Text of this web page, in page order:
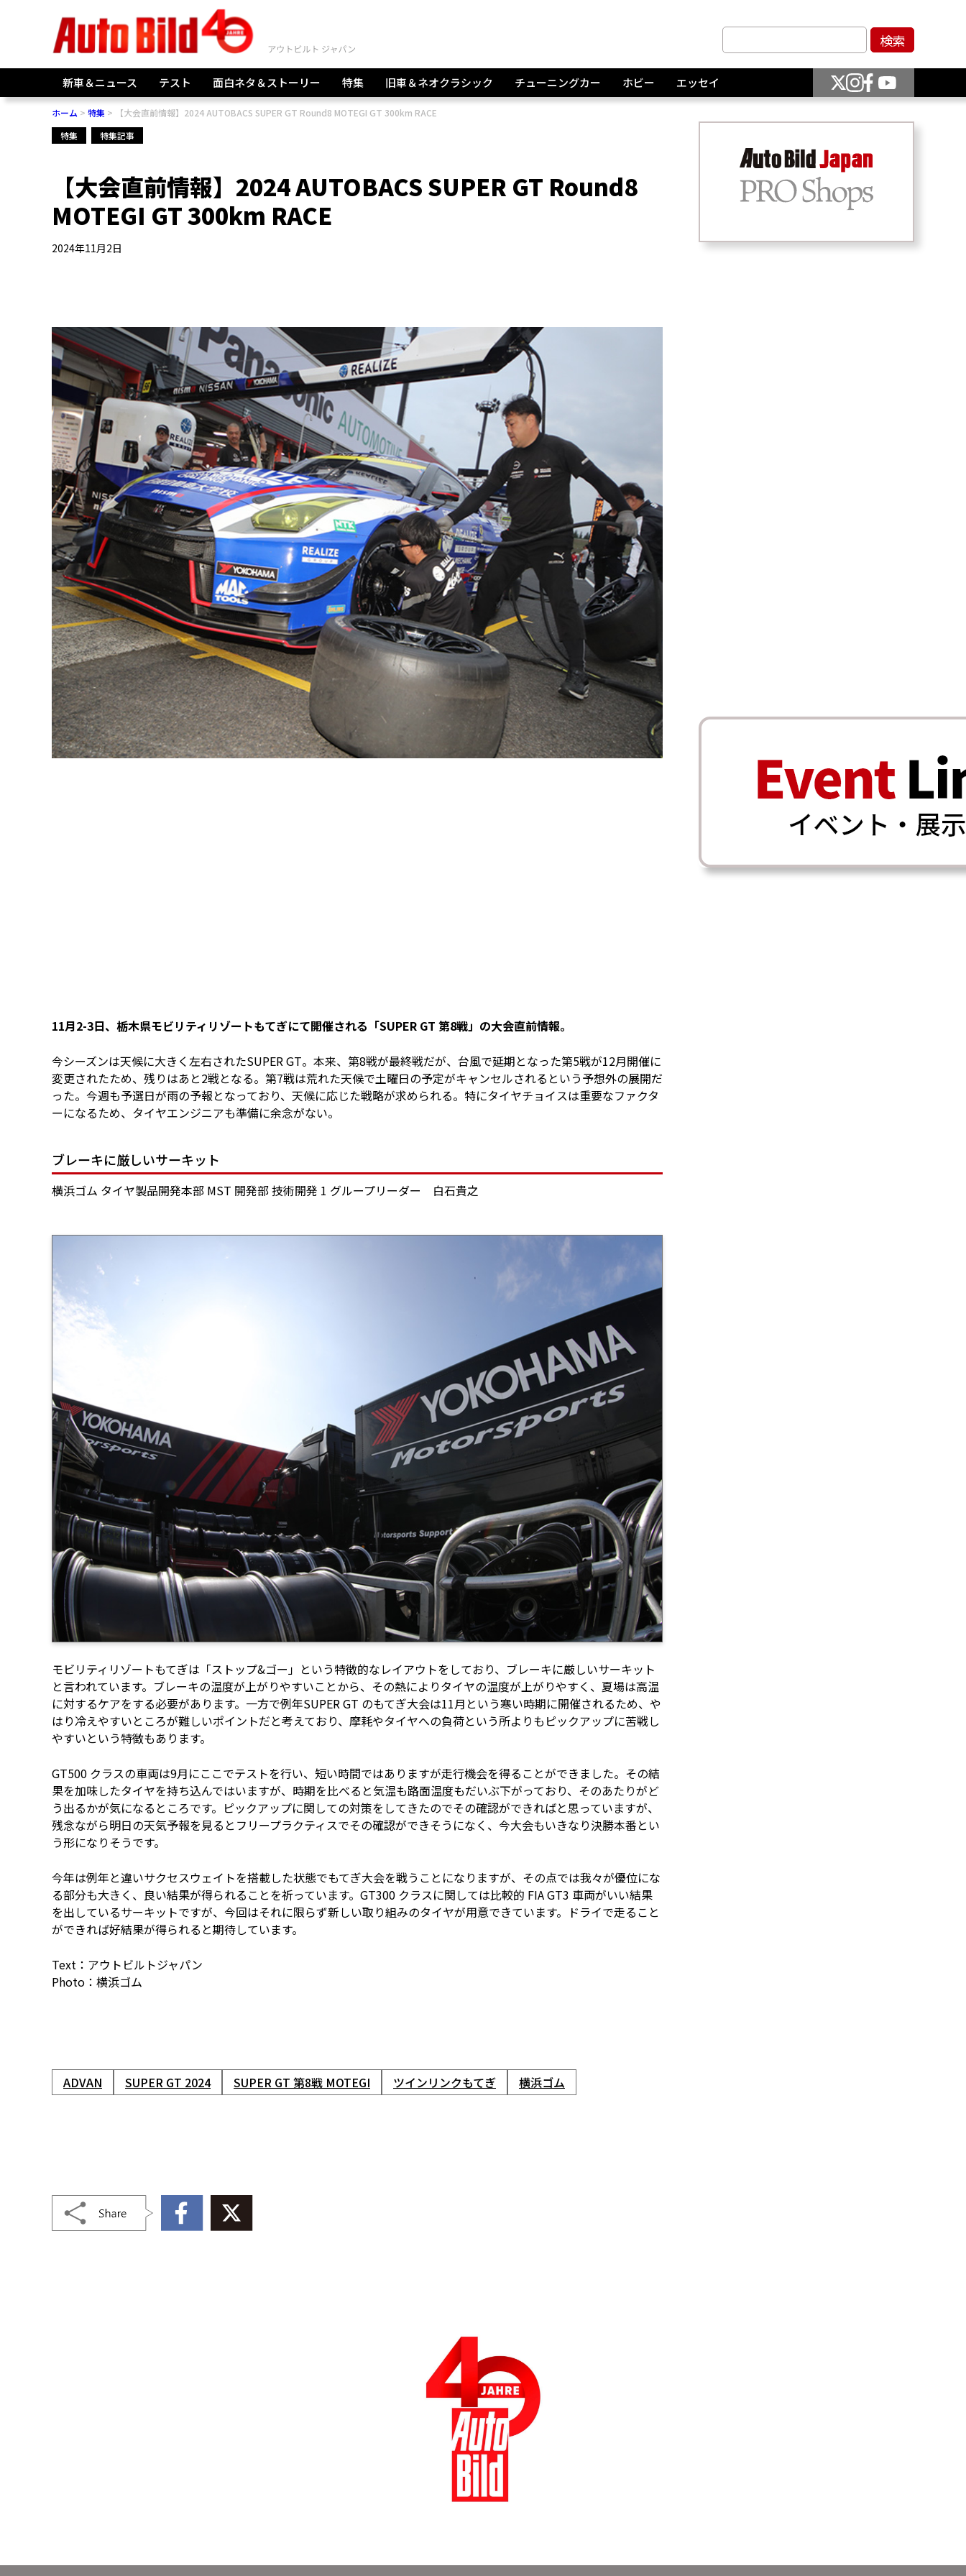
新車＆ニュース テスト 面白ネタ＆ストーリー 特集 旧車＆ネオクラシック チューニングカー ホビー エッセイ
ホーム 特集
【大会直前情報】2024 AUTOBACS SUPER GT Round8 MOTEGI GT 300km RACE
特集
特集記事
【大会直前情報】2024 AUTOBACS SUPER GT Round8
MOTEGI GT 300km RACE
2024年11月2日
11月2-3日、栃木県モビリティリゾートもてぎにて開催される「SUPER GT 第8戦」の大会直前情報。
今シーズンは天候に大きく左右されたSUPER GT。本来、第8戦が最終戦だが、台風で延期となった第5戦が12月開催に
変更されたため、残りはあと2戦となる。第7戦は荒れた天候で土曜日の予定がキャンセルされるという予想外の展開だ
った。今週も予選日が雨の予報となっており、天候に応じた戦略が求められる。特にタイヤチョイスは重要なファクタ
ーになるため、タイヤエンジニアも準備に余念がない。
ブレーキに厳しいサーキット
横浜ゴム タイヤ製品開発本部 MST 開発部 技術開発 1 グループリーダー 白石貴之
モビリティリゾートもてぎは「ストップ&ゴー」という特徴的なレイアウトをしており、ブレーキに厳しいサーキット
と言われています。ブレーキの温度が上がりやすいことから、その熱によりタイヤの温度が上がりやすく、夏場は高温
に対するケアをする必要があります。一方で例年SUPER GT のもてぎ大会は11月という寒い時期に開催されるため、や
はり冷えやすいところが難しいポイントだと考えており、摩耗やタイヤへの負荷という所よりもピックアップに苦戦し
やすいという特徴もあります。
GT500 クラスの車両は9月にここでテストを行い、短い時間ではありますが走行機会を得ることができました。その結
果を加味したタイヤを持ち込んではいますが、時期を比べると気温も路面温度もだいぶ下がっており、そのあたりがど
う出るかが気になるところです。ピックアップに関しての対策をしてきたのでその確認ができればと思っていますが、
残念ながら明日の天気予報を見るとフリープラクティスでその確認ができそうになく、今大会もいきなり決勝本番とい
う形になりそうです。
今年は例年と違いサクセスウェイトを搭載した状態でもてぎ大会を戦うことになりますが、その点では我々が優位にな
る部分も大きく、良い結果が得られることを祈っています。GT300 クラスに関しては比較的 FIA GT3 車両がいい結果
を出しているサーキットですが、今回はそれに限らず新しい取り組みのタイヤが用意できています。ドライで走ること
ができれば好結果が得られると期待しています。
Text：アウトビルトジャパン
Photo：横浜ゴム
ADVAN SUPER GT 2024 SUPER GT 第8戦 MOTEGI ツインリンクもてぎ 横浜ゴム